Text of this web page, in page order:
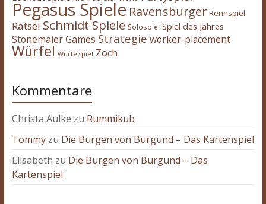
Pegasus Spiele Ravensburger Rennspiel
Rätsel Schmidt Spiele Solospiel Spiel des Jahres
Stonemaier Games Strategie worker-placement
Würfel Würfelspiel Zoch
Kommentare
Christa Aulke zu Rummikub
Tommyzu Die Burgen von Burgund – Das Kartenspiel
Elisabeth zu Die Burgen von Burgund – Das
Kartenspiel